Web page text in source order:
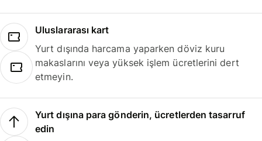
Uluslararası kart
Yurt dışında harcama yaparken döviz kuru
makaslarını veya yüksek işlem ücretlerini dert
etmeyin.
Yurt dışına para gönderin, ücretlerden tasarruf
edin